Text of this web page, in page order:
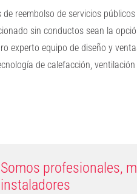
reembolso de servicios
sin conductos sean la
experto equipo de diseño y
de calefacción,
Somos profesionales,
instaladores